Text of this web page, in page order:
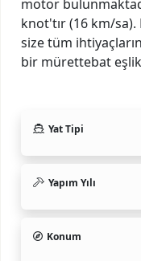
motor
knot'tır (16 km/sa).
size tüm
bir mürettebat
Yat Tipi
Yapım Yılı
Konum